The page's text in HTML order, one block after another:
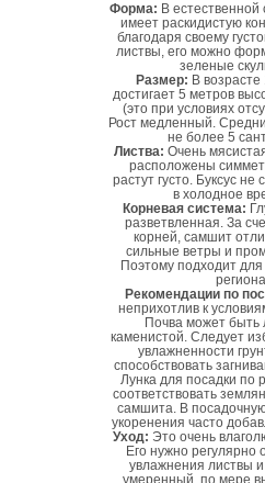
Форма: В
имеет раскидистую
благодаря своему
листвы, его можно
зеленые
Размер: В
достигает 5 метров
(это при условиях
Рост медленный.
не более 5
Листва: Очень
расположены
растут густо. Буксус не
в холодное
Корневая система:
разветвленная. За
корней, самшит
сильные ветры и
Поэтому подходит
Рекомендации по
неприхотлив к
Почва может быть
каменистой. Следует
увлажненности
способствовать
Лунка для посадки по
соответствовать
самшита. В
укоренения часто
Уход: Это очень
Его нужно регулярно
увлажнения листвы
умеренный, по мере